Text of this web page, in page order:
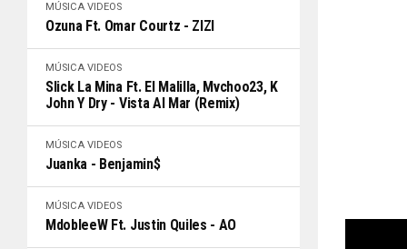
MÚSICA VIDEOS
Ozuna Ft. Omar Courtz - ZIZI
MÚSICA VIDEOS
Slick La Mina Ft. El Malilla, Mvchoo23, K
John Y Dry - Vista Al Mar (Remix)
MÚSICA VIDEOS
Juanka - Benjamin$
MÚSICA VIDEOS
MdobleeW Ft. Justin Quiles - AO